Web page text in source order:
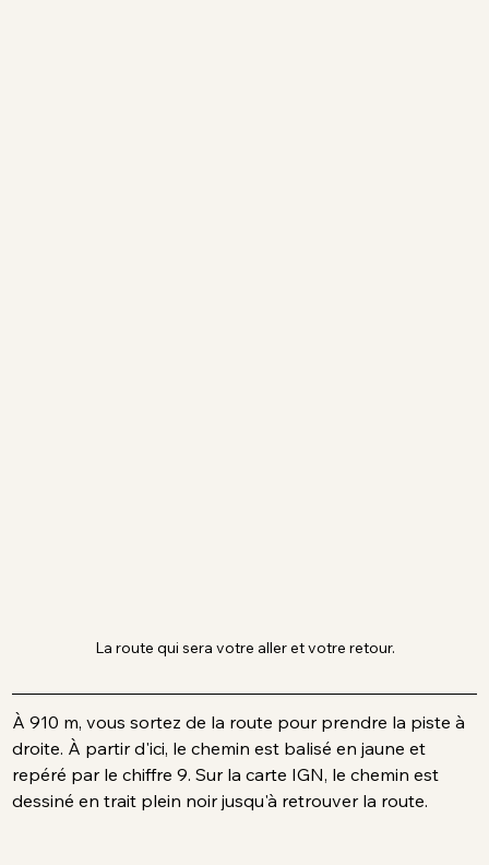
La route qui sera votre aller et votre retour.
À 910 m, vous sortez de la route pour prendre la piste à
droite. À partir d'ici, le chemin est balisé en jaune et
repéré par le chiffre 9. Sur la carte IGN, le chemin est
dessiné en trait plein noir jusqu'à retrouver la route.